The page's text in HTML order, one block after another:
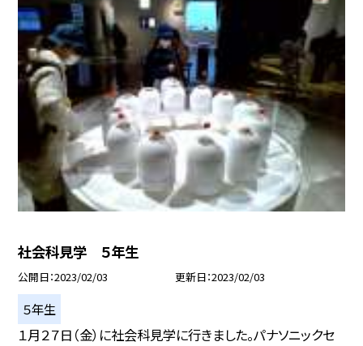
社会科見学 ５年生
公開日 2023/02/03 更新日 2023/02/03
５年生
１月２７日（金）に社会科見学に行きました。パナソニックセ